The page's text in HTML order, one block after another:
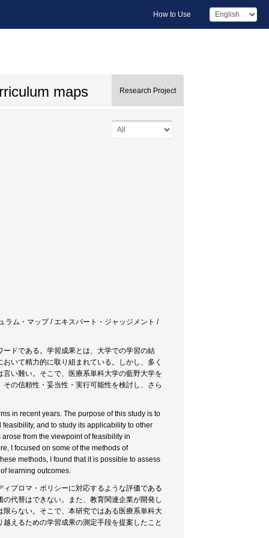
How to Use
maps Research Project
ラム・マップ / エキスパート・ジャッジメント /
ドである。学習成果とは、大学での学習の結
いて精力的に取り組まれている。しかし、多く
い難い。そこで、医療系単科大学の藍野大学を
の信頼性・妥当性・実行可能性を検討し、さら
in recent years. The purpose of this study is to
and to study its applicability to other
from the viewpoint of feasibility in
I focused on some of the methods of
methods, I found that it is possible to assess
learning outcomes.
プロマ・ポリシーに対応するような評価である
代替はできない。また、教育関連企業が開発し
らない。そこで、本研究ではある医療系単科大
えるための学習成果の測定手段を提案したこと